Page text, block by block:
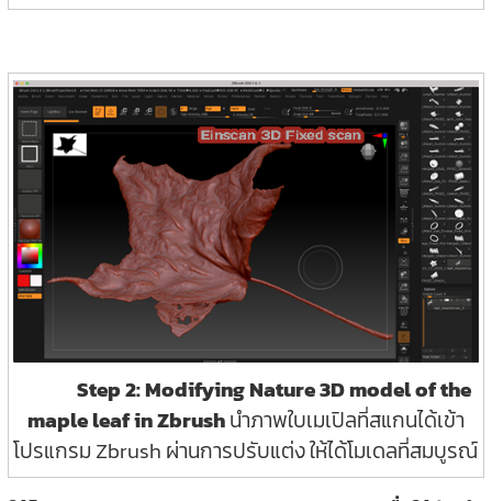
Step 2: Modifying Nature 3D model of the
maple leaf in Zbrushนำภาพใบเมเปิลที่สแกนได้เข้า
โปรแกรม Zbrush ผ่านการปรับแต่ง ให้ได้โมเดลที่สมบูรณ์